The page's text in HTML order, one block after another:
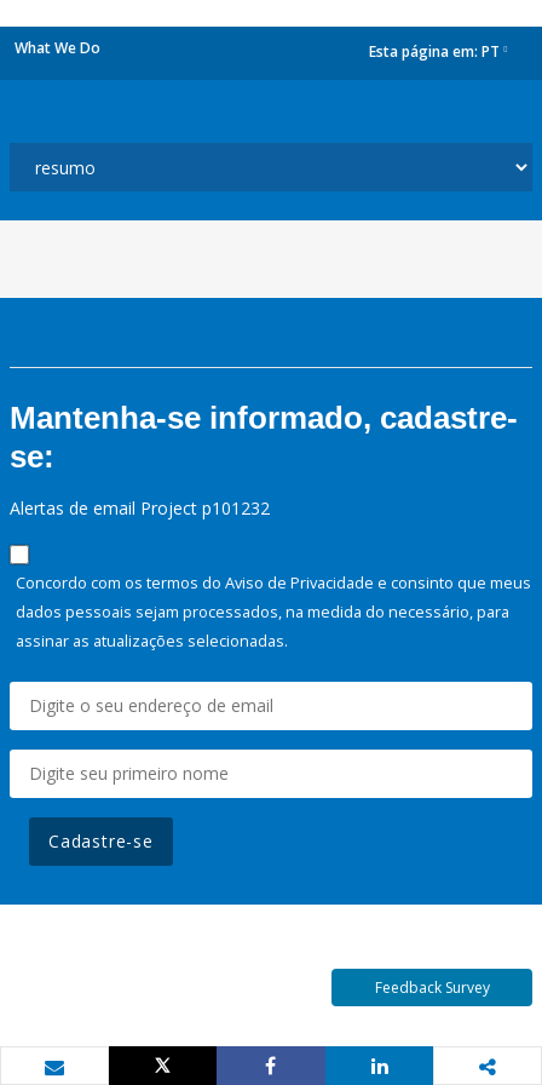
What We Do Esta página em: PT
Mantenha-se informado, cadastre-
se:
Alertas de email Project p101232
Concordo com os termos do Aviso de Privacidade e consinto que meus
dados pessoais sejam processados, na medida do necessário, para
assinar as atualizações selecionadas.
Cadastre-se
Feedback Survey